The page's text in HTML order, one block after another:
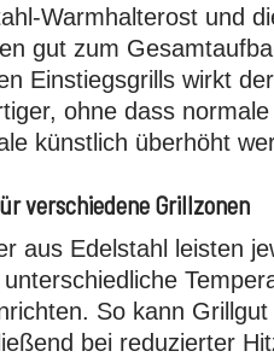
Warmhalterost und
gut zum
Einstiegsgrills wirkt
ohne dass normale
künstlich überhöht
verschiedene Grillzonen
aus Edelstahl leisten
So kann
bei reduzierter